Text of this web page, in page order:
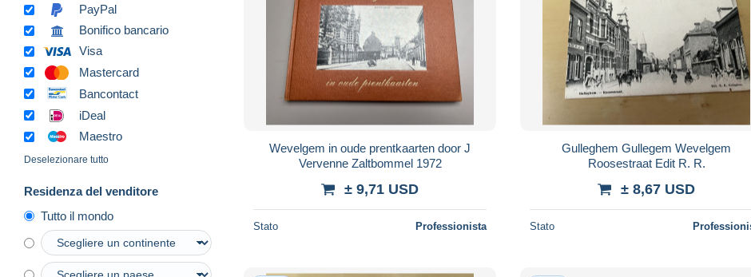
PayPal
Bonifico bancario
Visa
Mastercard
Bancontact
iDeal
Maestro
Deselezionare tutto
Residenza del venditore
Tutto il mondo
Wevelgem in oude prentkaarten door J
Vervenne Zaltbommel 1972
± 9,71 USD
Stato Professionista
Gulleghem Gullegem Wevelgem
Roosestraat Edit R. R.
± 8,67 USD
Stato